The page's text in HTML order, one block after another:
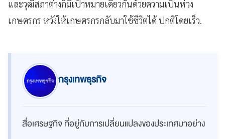
และวุฒิสภาต่างก็มีเป้าหมายเดียวกันด้วยความเป็นห่วง
เกษตรกร หวังให้เกษตรกรกลับมาใช้ชีวิตได้ ปกติโดยเร็ว.
กรุงเทพธุรกิจ
สื่อเศรษฐกิจ ที่อยู่กับการเปลี่ยนแปลงของประเทศมาอย่าง